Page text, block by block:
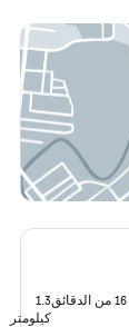
1.3
كيلومتر